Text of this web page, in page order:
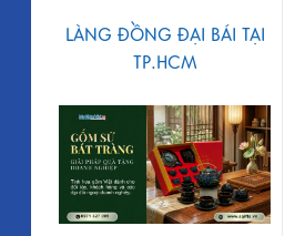
LÀNG ĐỒNG ĐẠI BÁI TẠI
TP.HCM